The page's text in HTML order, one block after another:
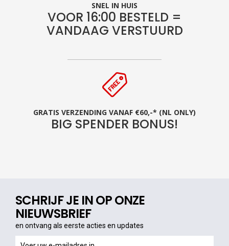
SNEL IN HUIS
VOOR 16:00 BESTELD =
VANDAAG VERSTUURD
GRATIS VERZENDING VANAF €60,-* (NL ONLY)
BIG SPENDER BONUS!
SCHRIJF JE IN OP ONZE
NIEUWSBRIEF
en ontvang als eerste acties en updates